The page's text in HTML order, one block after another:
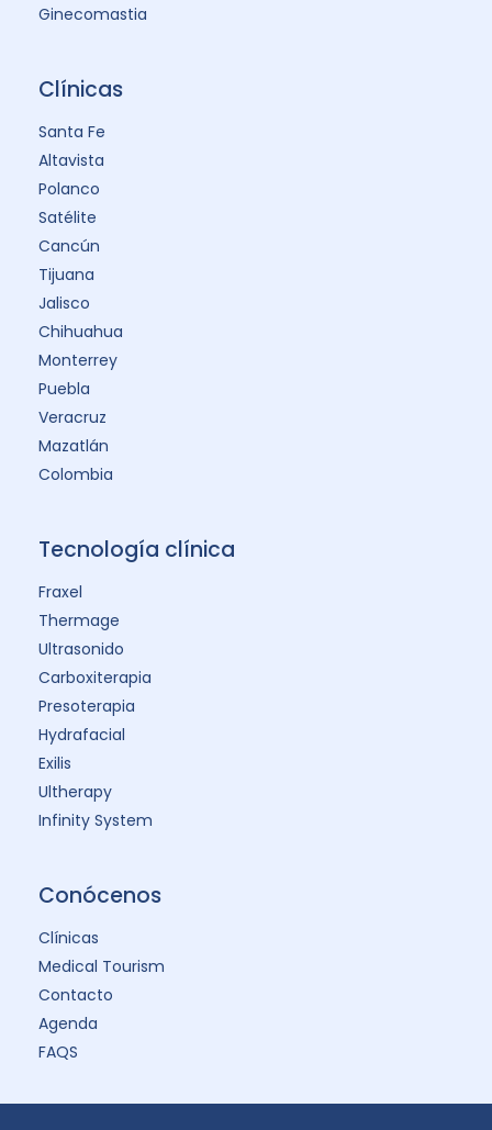
Ginecomastia
Clínicas
Santa Fe
Altavista
Polanco
Satélite
Cancún
Tijuana
Jalisco
Chihuahua
Monterrey
Puebla
Veracruz
Mazatlán
Colombia
Tecnología clínica
Fraxel
Thermage
Ultrasonido
Carboxiterapia
Presoterapia
Hydrafacial
Exilis
Ultherapy
Infinity System
Conócenos
Clínicas
Medical Tourism
Contacto
Agenda
FAQS